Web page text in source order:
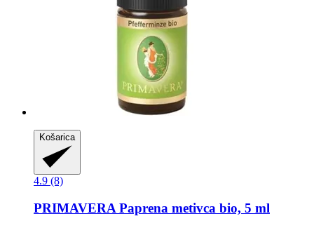
Košarica
4.9 (8)
PRIMAVERA Paprena metivca bio, 5 ml